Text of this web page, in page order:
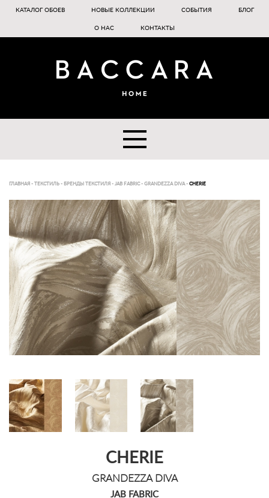
КАТАЛОГ ОБОЕВ НОВЫЕ КОЛЛЕКЦИИ СОБЫТИЯ БЛОГ
О НАС КОНТАКТЫ
ГЛАВНАЯ - ТЕКСТИЛЬ - БРЕНДЫ ТЕКСТИЛЯ - JAB FABRIC- GRANDEZZA DIVA- CHERIE
CHERIE
GRANDEZZA DIVA
JAB FABRIC